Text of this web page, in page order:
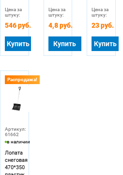
Цена за
штуку:
546 руб.
Купить
Цена за
штуку:
4,8 руб.
Купить
Цена за
штуку:
23 руб.
Купить
Артикул:
61662
Распродажа!
в наличии
Лопата
снеговая
470*350